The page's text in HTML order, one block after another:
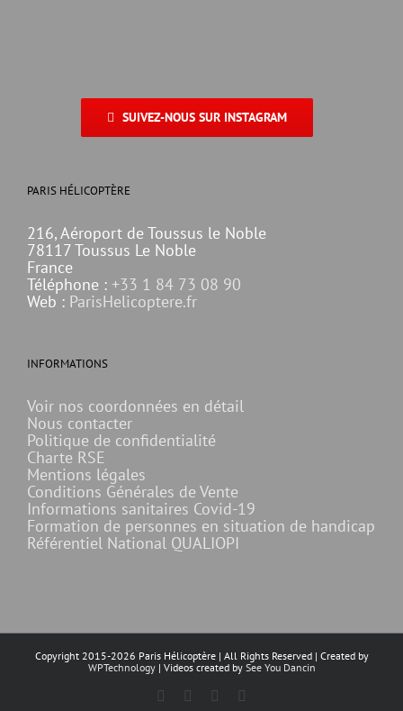
SUIVEZ-NOUS SUR INSTAGRAM
PARIS HÉLICOPTÈRE
216, Aéroport de Toussus le Noble
78117 Toussus Le Noble
France
Téléphone : +33 1 84 73 08 90
Web : ParisHelicoptere.fr
INFORMATIONS
Voir nos coordonnées en détail
Nous contacter
Politique de confidentialité
Charte RSE
Mentions légales
Conditions Générales de Vente
Informations sanitaires Covid-19
Formation de personnes en situation de handicap
Référentiel National QUALIOPI
Copyright 2015-2026 Paris Hélicoptère | All Rights Reserved | Created by
WPTechnology| Videos created by See You Dancin
Facebook YouTube